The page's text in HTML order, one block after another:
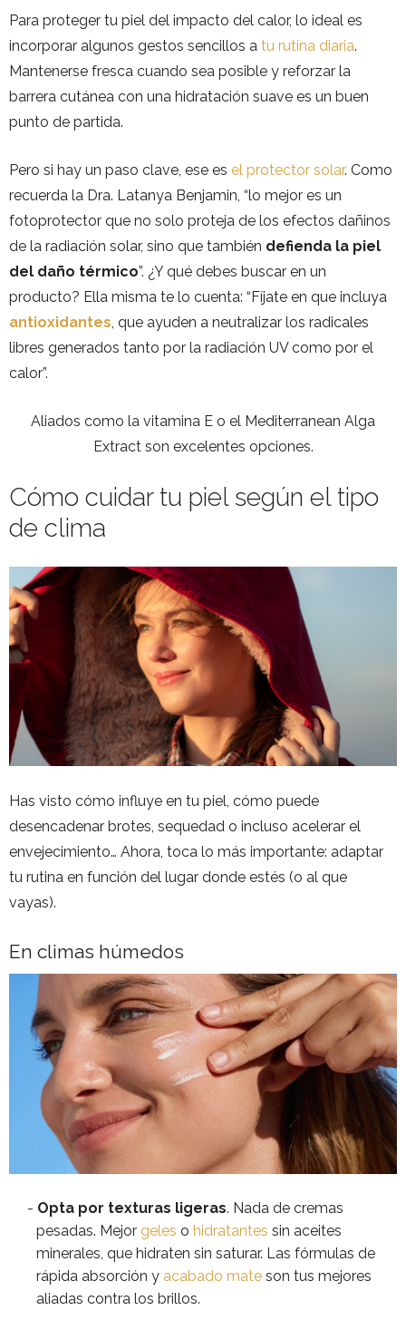
Para proteger tu piel del impacto del calor, lo ideal es
incorporar algunos gestos sencillos a tu rutina diaria.
Mantenerse fresca cuando sea posible y reforzar la
barrera cutánea con una hidratación suave es un buen
punto de partida.
Pero si hay un paso clave, ese es el protector solar. Como
recuerda la Dra. Latanya Benjamin, “lo mejor es un
fotoprotector que no solo proteja de los efectos dañinos
de la radiación solar, sino que también defienda la piel
del daño térmico”. ¿Y qué debes buscar en un
producto? Ella misma te lo cuenta: “Fíjate en que incluya
antioxidantes , que ayuden a neutralizar los radicales
libres generados tanto por la radiación UV como por el
calor”.
Aliados como la vitamina E o el Mediterranean Alga
Extract son excelentes opciones.
Cómo cuidar tu piel según el tipo
de clima
Has visto cómo influye en tu piel, cómo puede
desencadenar brotes, sequedad o incluso acelerar el
envejecimiento… Ahora, toca lo más importante: adaptar
tu rutina en función del lugar donde estés (o al que
vayas).
En climas húmedos
Opta por texturas ligeras. Nada de cremas
pesadas. Mejor geles o hidratantes sin aceites
minerales, que hidraten sin saturar. Las fórmulas de
rápida absorción y acabado mate son tus mejores
aliadas contra los brillos.